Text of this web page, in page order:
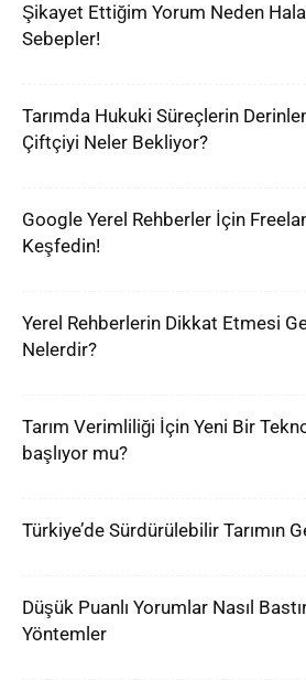
Şikayet Ettiğim Yorum Neden Hala
Sebepler!
Tarımda Hukuki Süreçlerin
Çiftçiyi Neler Bekliyor?
Google Yerel Rehberler İçin
Keşfedin!
Yerel Rehberlerin Dikkat Etmesi
Nelerdir?
Tarım Verimliliği İçin Yeni Bir
başlıyor mu?
Türkiye’de Sürdürülebilir Tarımın
Düşük Puanlı Yorumlar Nasıl
Yöntemler